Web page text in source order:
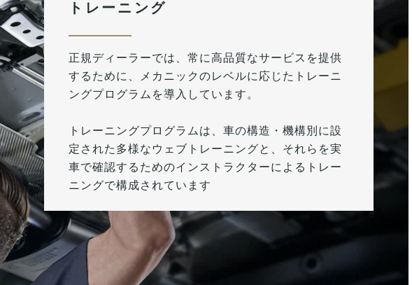
トレーニング
正規ディーラーでは、常に高品質なサービスを提供
するために、メカニックのレベルに応じたトレーニ
ングプログラムを導入しています。
トレーニングプログラムは、車の構造・機構別に設
定された多様なウェブトレーニングと、それらを実
車で確認するためのインストラクターによるトレー
ニングで構成されています